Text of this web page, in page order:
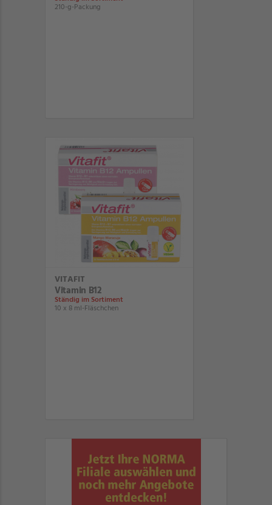
210-g-Packung
VITAFIT
Vitamin B12
Ständig im Sortiment
10 x 8 ml-Fläschchen